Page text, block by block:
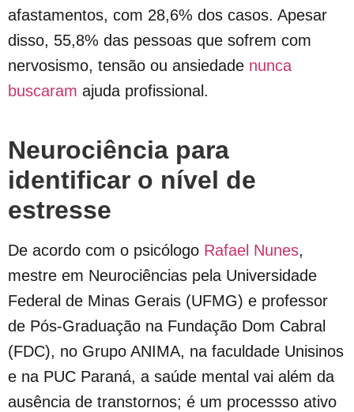
afastamentos, com 28,6% dos casos. Apesar
disso, 55,8% das pessoas que sofrem com
nervosismo, tensão ou ansiedade nunca
buscaram ajuda profissional.
Neurociência para
identificar o nível de
estresse
De acordo com o psicólogo Rafael Nunes,
mestre em Neurociências pela Universidade
Federal de Minas Gerais (UFMG) e professor
de Pós-Graduação na Fundação Dom Cabral
(FDC), no Grupo ANIMA, na faculdade Unisinos
e na PUC Paraná, a saúde mental vai além da
ausência de transtornos; é um processso ativo